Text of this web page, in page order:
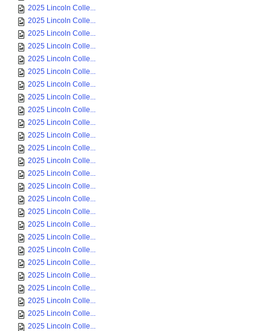
2025 Lincoln Colle...
2025 Lincoln Colle...
2025 Lincoln Colle...
2025 Lincoln Colle...
2025 Lincoln Colle...
2025 Lincoln Colle...
2025 Lincoln Colle...
2025 Lincoln Colle...
2025 Lincoln Colle...
2025 Lincoln Colle...
2025 Lincoln Colle...
2025 Lincoln Colle...
2025 Lincoln Colle...
2025 Lincoln Colle...
2025 Lincoln Colle...
2025 Lincoln Colle...
2025 Lincoln Colle...
2025 Lincoln Colle...
2025 Lincoln Colle...
2025 Lincoln Colle...
2025 Lincoln Colle...
2025 Lincoln Colle...
2025 Lincoln Colle...
2025 Lincoln Colle...
2025 Lincoln Colle...
2025 Lincoln Colle...